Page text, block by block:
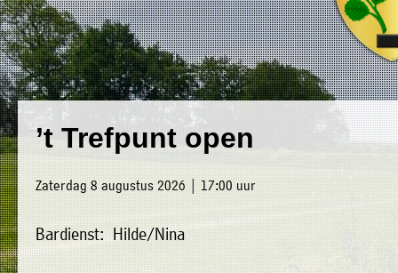
’t Trefpunt open
Zaterdag 8 augustus 2026 | 17:00 uur
Bardienst: Hilde/Nina
»
Nieuws
Luxwoude.net
website@luxwoude.net
Plaatselijk
dit
moment